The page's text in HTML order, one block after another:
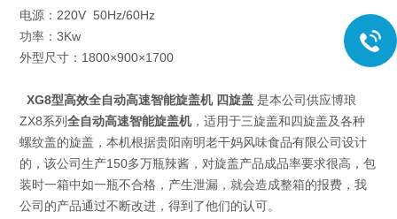
电源：220V 50Hz/60Hz
功率：3Kw
外型尺寸：1800×900×1700
XG8型高效全自动高速智能旋盖机四旋盖是本公司供应博琅
ZX8系列全自动高速智能旋盖机，适用于三旋盖和四旋盖及各种
螺纹盖的旋盖，本机根据贵阳南明老干妈风味食品有限公司设计
的，该公司生产150多万瓶辣酱，对旋盖产品成品率要求很高，包
装时一箱中如一瓶不合格，产生泄漏，就会造成整箱的报费，我
公司的产品通过不断改进，得到了他们的认可。